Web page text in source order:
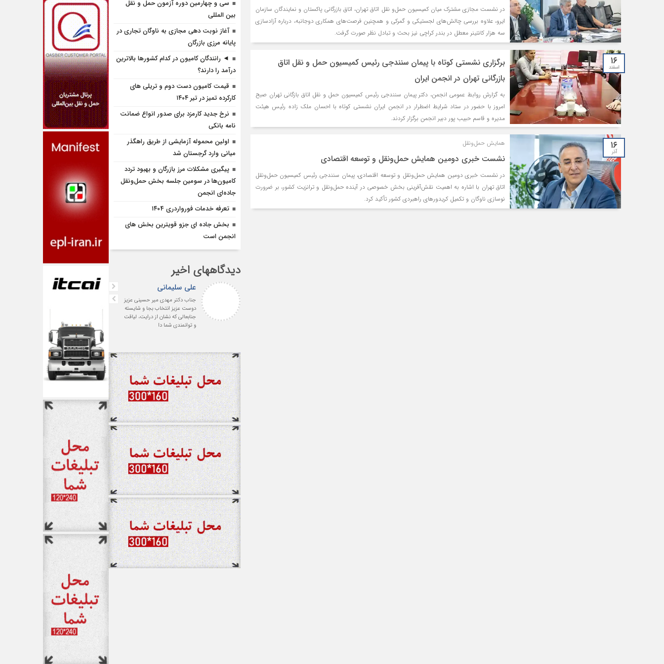
در نشست مجازی مشترک میان کمیسیون حمل‌و نقل اتاق تهران، اتاق بازرگانی پاکستان و نمایندگان سازمان
ایرو، علاوه بررسی چالش‌های لجستیکی و گمرکی و همچنین فرصت‌های همکاری دوجانبه، درباره آزادسازی
سه هزار کانتینر معطل در بندر کراچی نیز بحث و تبادل نظر صورت گرفت.
۱۶
اسفند
برگزاری نشستی کوتاه با پیمان سنندجی رئیس کمیسیون حمل و نقل اتاق
بازرگانی تهران در انجمن ایران
به گزارش روابط عمومی انجمن، دکتر پیمان سنندجی رئیس کمیسیون حمل و نقل اتاق بازگانی تهران صبح
امروز با حضور در ستاد شرایط اضطرار در انجمن ایران نشستی کوتاه با احسان ملک زاده رئیس هیئت
مدیره و قاسم حبیب پور دبیر انجمن برگزار کردند.
۱۶
آذر
همایش حمل‌ونقل
نشست خبری دومین همایش حمل‌ونقل و توسعه اقتصادی
در نشست خبری دومین همایش حمل‌ونقل و توسعه اقتصادی، پیمان سنندجی رئیس کمیسیون حمل‌ونقل
اتاق تهران با اشاره به اهمیت نقش‌آفرینی بخش خصوصی در آینده حمل‌ونقل و ترانزیت کشور، بر ضرورت
نوسازی ناوگان و تکمیل کریدورهای راهبردی کشور تأکید کرد.
سی و چهارمین دوره آزمون حمل و نقل
بین المللی
آغاز نوبت دهی مجازی به ناوگان تجاری در
پایانه مرزی بازرگان
◄ رانندگان کامیون در کدام کشورها بالاترین
درآمد را دارند؟
قیمت کامیون دست دوم و تریلی‌ های
کارکرده تمیز در تیر ۱۴۰۴
نرخ جدید کارمزد برای صدور انواع ضمانت
نامه بانکی
اولین محموله آزمایشی از طریق راهگذر
میانی وارد گرجستان شد
پیگیری مشکلات مرز بازرگان و بهبود تردد
کامیون‌ها در سومین جلسه بخش حمل‌ونقل
جاده‌ای انجمن
تعرفه خدمات فورواردری ۱۴۰4
بخش جاده ای جزو قویترین بخش های
انجمن است
دیدگاههای اخیر
fateme علی سلیمانی
جناب دکتر مهدی میر حسینی عزیز
دوست عزیز انتخاب بجا و شایسته
جنابعالی که نشان از درایت، لیاقت
و توانمندی شما دا